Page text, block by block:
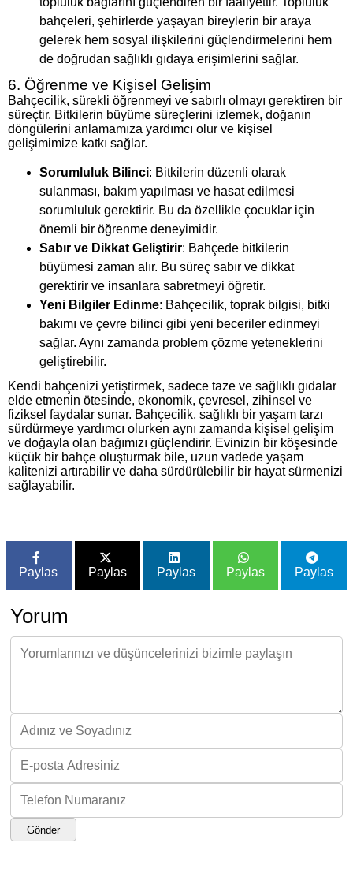
bahçeleri, şehirlerde yaşayan bireylerin bir araya
gelerek hem sosyal ilişkilerini güçlendirmelerini hem
de doğrudan sağlıklı gıdaya erişimlerini sağlar.
6. Öğrenme ve Kişisel Gelişim
Bahçecilik, sürekli öğrenmeyi ve sabırlı olmayı gerektiren bir
süreçtir. Bitkilerin büyüme süreçlerini izlemek, doğanın
döngülerini anlamamıza yardımcı olur ve kişisel
gelişimimize katkı sağlar.
Sorumluluk Bilinci: Bitkilerin düzenli olarak
sulanması, bakım yapılması ve hasat edilmesi
sorumluluk gerektirir. Bu da özellikle çocuklar için
önemli bir öğrenme deneyimidir.
Sabır ve Dikkat Geliştirir: Bahçede bitkilerin
büyümesi zaman alır. Bu süreç sabır ve dikkat
gerektirir ve insanlara sabretmeyi öğretir.
Yeni Bilgiler Edinme: Bahçecilik, toprak bilgisi, bitki
bakımı ve çevre bilinci gibi yeni beceriler edinmeyi
sağlar. Aynı zamanda problem çözme yeteneklerini
geliştirebilir.
Kendi bahçenizi yetiştirmek, sadece taze ve sağlıklı gıdalar
elde etmenin ötesinde, ekonomik, çevresel, zihinsel ve
fiziksel faydalar sunar. Bahçecilik, sağlıklı bir yaşam tarzı
sürdürmeye yardımcı olurken aynı zamanda kişisel gelişim
ve doğayla olan bağımızı güçlendirir. Evinizin bir köşesinde
küçük bir bahçe oluşturmak bile, uzun vadede yaşam
kalitenizi artırabilir ve daha sürdürülebilir bir hayat sürmenizi
sağlayabilir.
Paylas Paylas Paylas Paylas Paylas
Yorum
Gönder